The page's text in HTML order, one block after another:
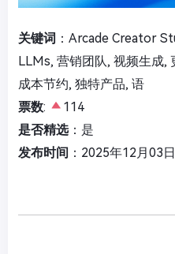
关键词 ：Arcade Creator
LLMs, 营销团队, 视频生成,
成本节约, 独特产品, 语
票数:
114
是否精选：是
发布时间 ：2025年12月03